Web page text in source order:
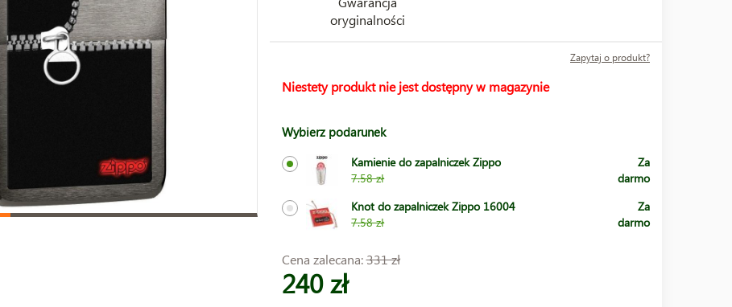
oryginalności
Zapytaj o produkt?
Niestety produkt nie jest dostępny w magazynie
Wybierz podarunek
Kamienie do zapalniczek Zippo
7.58 zł
Za
darmo
Knot do zapalniczek Zippo 16004
7.58 zł
Za
darmo
Cena zalecana:331 zł
240 zł